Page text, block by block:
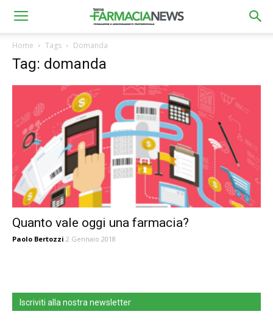
Home Tags Domanda
Tag: domanda
Quanto vale oggi una farmacia?
Paolo Bertozzi 2 Gennaio 2018
Iscriviti alla nostra newsletter